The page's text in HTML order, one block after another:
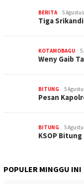
BERITA 5
Tiga
KOTAMOBAGU 5
Weny Gaib
BITUNG 5
Pesan
BITUNG 5
KSOP
POPULER MINGGU INI